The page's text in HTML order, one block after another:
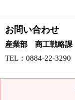
お問い合わせ
産業部 商工戦略課
TEL ：0884-22-3290